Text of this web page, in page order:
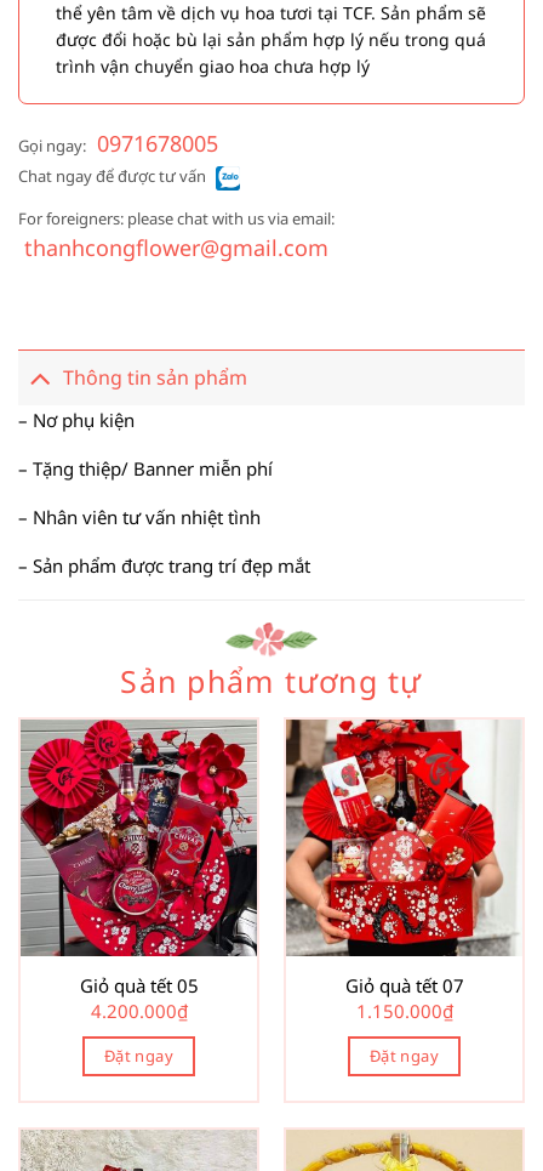
thể yên tâm về dịch vụ hoa tươi tại TCF. Sản phẩm sẽ
được đổi hoặc bù lại sản phẩm hợp lý nếu trong quá
trình vận chuyển giao hoa chưa hợp lý
Gọi ngay: 0971678005
Chat ngay để được tư vấn
For foreigners: please chat with us via email:
thanhcongflower@gmail.com
Thông tin sản phẩm
– Nơ phụ kiện
– Tặng thiệp/ Banner miễn phí
– Nhân viên tư vấn nhiệt tình
– Sản phẩm được trang trí đẹp mắt
Sản phẩm tương tự
Giỏ quà tết 05
4.200.000₫
Đặt ngay
Giỏ quà tết 07
1.150.000₫
Đặt ngay